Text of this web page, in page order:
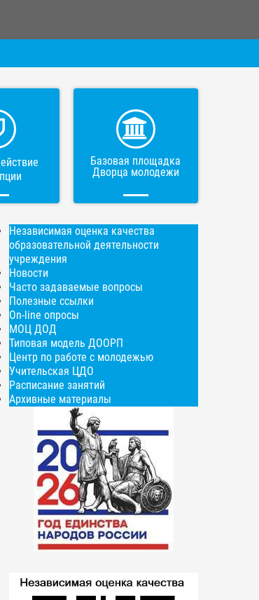
Базовая площадка
Дворца молодежи
Независимая оценка качества
образовательной деятельности
учреждения
Новости
Часто задаваемые вопросы
Полезные ссылки
On-line опросы
МОЦ ДОД
Типовая модель ДООРП
Центр по работе с молодежью
Учительская ЦДО
Расписание занятий
Архивные материалы